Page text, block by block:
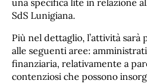
SdS Lunigiana.
Più nel dettaglio, l’attività
alle seguenti aree:
finanziaria, relativamente a
contenziosi che possono